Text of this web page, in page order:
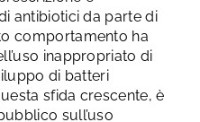
antibiotici da parte di
comportamento ha
inappropriato di
di batteri
sfida crescente, è
sull’uso